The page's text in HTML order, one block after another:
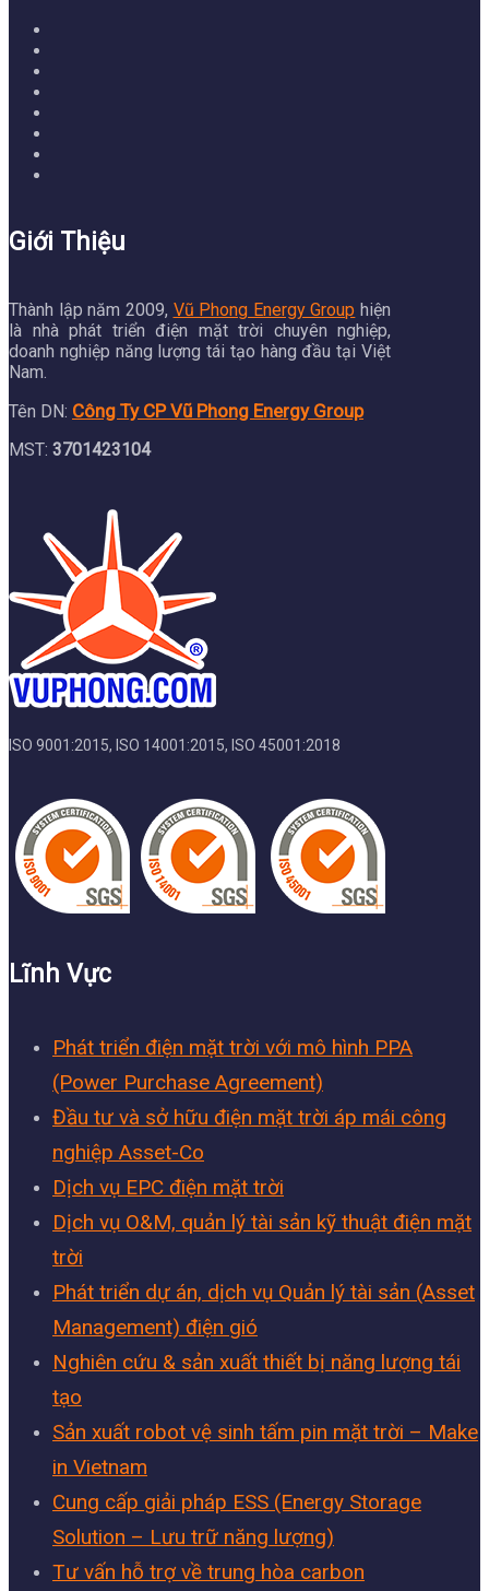
Giới Thiệu
Thành lập năm 2009, Vũ Phong Energy Group hiện
là nhà phát triển điện mặt trời chuyên nghiệp,
doanh nghiệp năng lượng tái tạo hàng đầu tại Việt
Nam.
Tên DN: Công Ty CP Vũ Phong Energy Group
MST: 3701423104
ISO 9001:2015, ISO 14001:2015, ISO 45001:2018
Lĩnh Vực
Phát triển điện mặt trời với mô hình PPA
(Power Purchase Agreement)
Đầu tư và sở hữu điện mặt trời áp mái công
nghiệp Asset-Co
Dịch vụ EPC điện mặt trời
Dịch vụ O&M, quản lý tài sản kỹ thuật điện mặt
trời
Phát triển dự án, dịch vụ Quản lý tài sản (Asset
Management) điện gió
Nghiên cứu & sản xuất thiết bị năng lượng tái
tạo
Sản xuất robot vệ sinh tấm pin mặt trời – Make
in Vietnam
Cung cấp giải pháp ESS (Energy Storage
Solution – Lưu trữ năng lượng)
Tư vấn hỗ trợ về trung hòa carbon